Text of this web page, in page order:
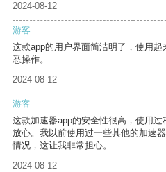
2024-08-12
游客
这款app的用户界面简洁明了，使用
悉操作。
2024-08-12
游客
这款加速器app的安全性很高，使用
放心。我以前使用过一些其他的加速
情况，这让我非常担心。
2024-08-12